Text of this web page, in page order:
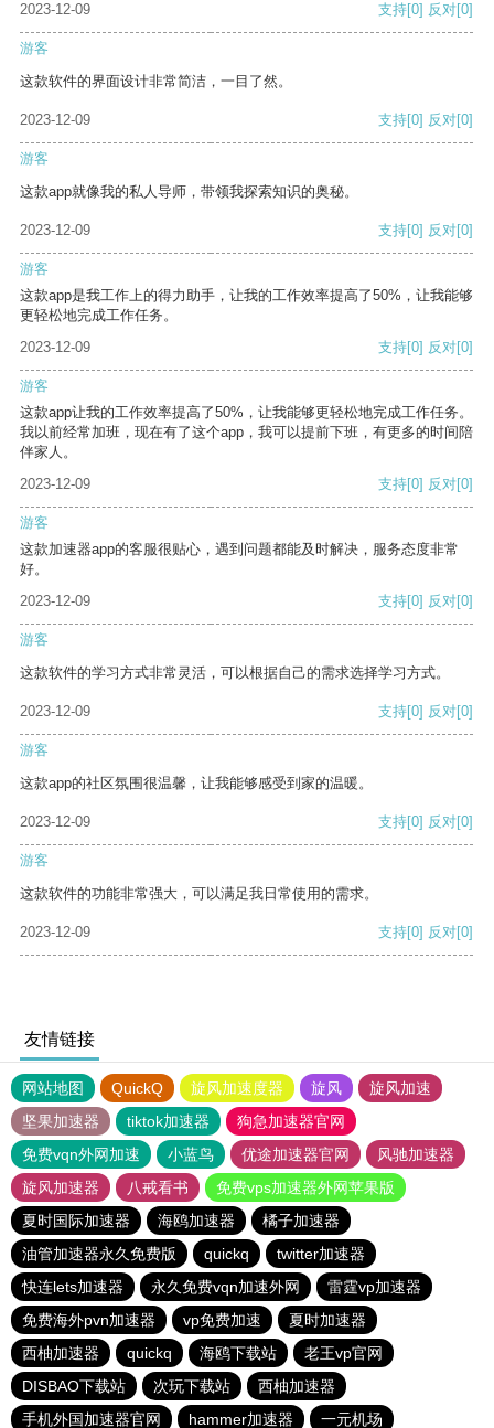
2023-12-09
支持[0] 反对[0]
游客
这款软件的界面设计非常简洁，一目了然。
2023-12-09 支持[0] 反对[0]
游客
这款app就像我的私人导师，带领我探索知识的奥秘。
2023-12-09 支持[0] 反对[0]
游客
这款app是我工作上的得力助手，让我的工作效率提高了50%，让我能够
更轻松地完成工作任务。
2023-12-09
支持[0] 反对[0]
游客
这款app让我的工作效率提高了50%，让我能够更轻松地完成工作任务。
我以前经常加班，现在有了这个app，我可以提前下班，有更多的时间陪
伴家人。
2023-12-09
支持[0] 反对[0]
游客
这款加速器app的客服很贴心，遇到问题都能及时解决，服务态度非常
好。
2023-12-09
支持[0] 反对[0]
游客
这款软件的学习方式非常灵活，可以根据自己的需求选择学习方式。
2023-12-09 支持[0] 反对[0]
游客
这款app的社区氛围很温馨，让我能够感受到家的温暖。
2023-12-09 支持[0] 反对[0]
游客
这款软件的功能非常强大，可以满足我日常使用的需求。
2023-12-09 支持[0] 反对[0]
友情链接
网站地图 QuickQ 旋风加速度器 旋风
旋风加速
坚果加速器
tiktok加速器
狗急加速器官网
免费vqn外网加速
小蓝鸟 优途加速器官网
风驰加速器
旋风加速器
八戒看书
免费vps加速器外网苹果版
夏时国际加速器
海鸥加速器
橘子加速器
油管加速器永久免费版
quickq
twitter加速器
快连lets加速器
永久免费vqn加速外网
雷霆vp加速器
免费海外pvn加速器
vp免费加速
夏时加速器
西柚加速器
quickq 海鸥下载站
老王vp官网
DISBAO下载站
次玩下载站
西柚加速器
手机外国加速器官网
hammer加速器 一元机场